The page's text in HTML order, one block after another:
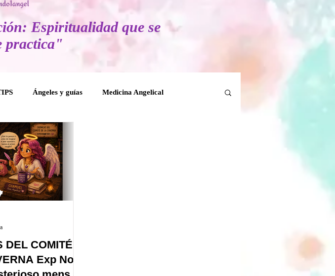
Espiritualidad que se
practica"
Ángeles y guías Medicina Angelical
Rituales Cuerpo mental
Mensajes del Cielo a la Tierra
DEL COMITÉ
Exp No.